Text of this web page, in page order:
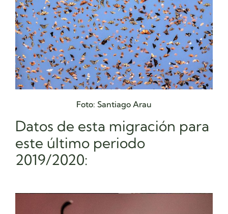
Foto: Santiago Arau
Datos de esta migración para
este último periodo
2019/2020: